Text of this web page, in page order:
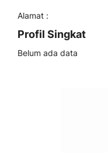
Alamat :
Profil Singkat
Belum ada data